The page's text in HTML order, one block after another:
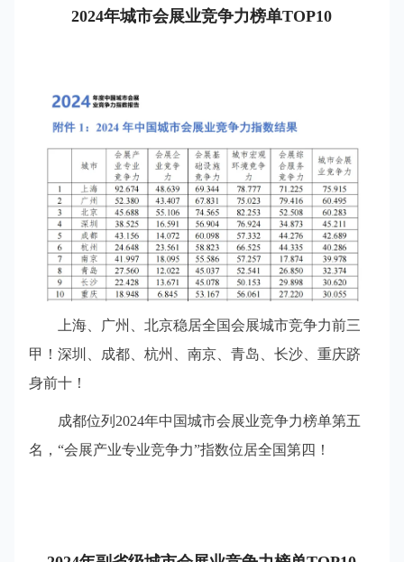
2024年城市会展业竞争力榜单TOP10
上海、广州、北京稳居全国会展城市竞争力前三
甲！深圳、成都、杭州、南京、青岛、长沙、重庆跻
身前十！
成都位列2024年中国城市会展业竞争力榜单第五
名，“会展产业专业竞争力”指数位居全国第四！